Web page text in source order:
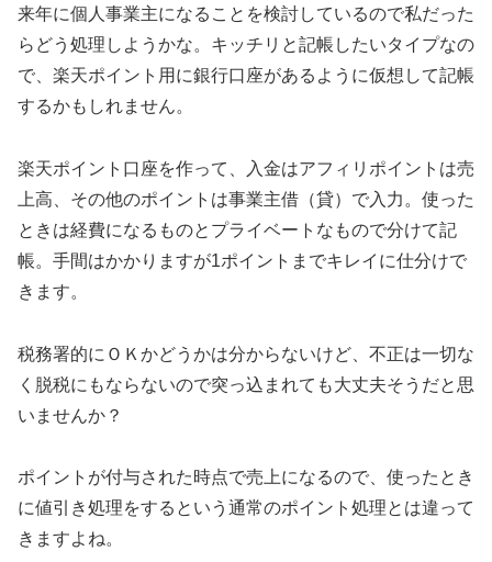
来年に個人事業主になることを検討しているので私だった
らどう処理しようかな。キッチリと記帳したいタイプなの
で、楽天ポイント用に銀行口座があるように仮想して記帳
するかもしれません。
楽天ポイント口座を作って、入金はアフィリポイントは売
上高、その他のポイントは事業主借（貸）で入力。使った
ときは経費になるものとプライベートなもので分けて記
帳。手間はかかりますが1ポイントまでキレイに仕分けで
きます。
税務署的にＯＫかどうかは分からないけど、不正は一切な
く脱税にもならないので突っ込まれても大丈夫そうだと思
いませんか？
ポイントが付与された時点で売上になるので、使ったとき
に値引き処理をするという通常のポイント処理とは違って
きますよね。